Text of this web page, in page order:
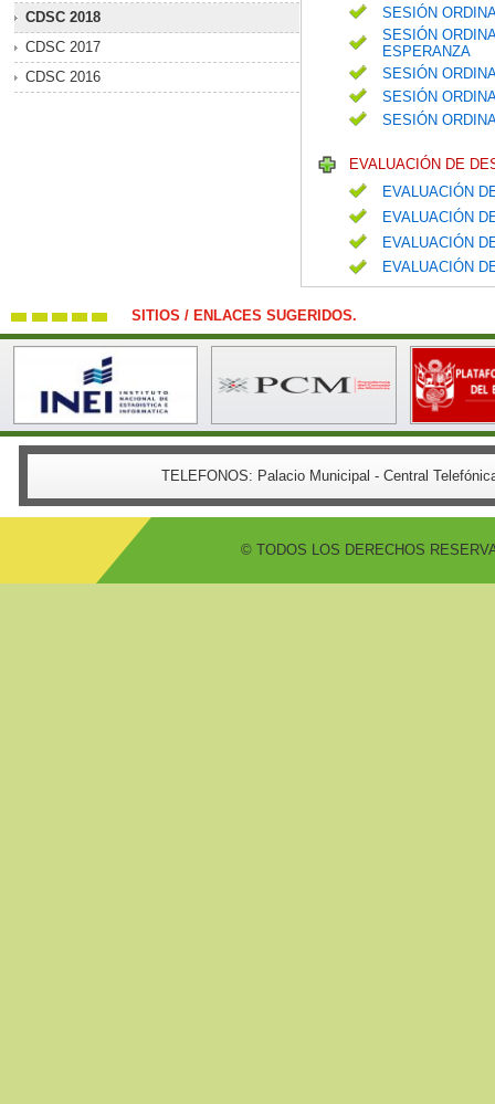
CDSC 2018
CDSC 2017
CDSC 2016
SESIÓN
SESIÓN
ESPERANZA
SESIÓN
SESIÓN
SESIÓN
EVALUACIÓN DE
EVALUACIÓN
EVALUACIÓN
EVALUACIÓN
EVALUACIÓN
SITIOS / ENLACES SUGERIDOS.
TELEFONOS: Palacio Municipal - Central
© TODOS LOS DERECHOS